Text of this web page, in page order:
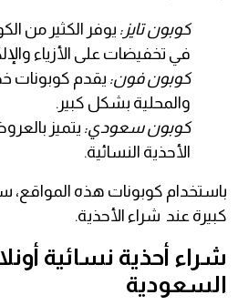
كوبون تايز: يوفر الكثير من
في تخفيضات على الأزياء
كوبون فون: يقدم كوبونات
والمحلية بشكل كبير.
كوبون سعودي: يتميز
الأحذية النسائية.
باستخدام كوبونات هذه
كبيرة عند شراء الأحذية.
شراء أحذية نسائية
السعودية